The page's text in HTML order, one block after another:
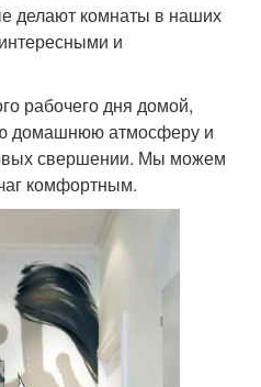
делают комнаты в наших
и
рабочего дня домой,
домашнюю атмосферу и
свершении. Мы можем
комфортным.